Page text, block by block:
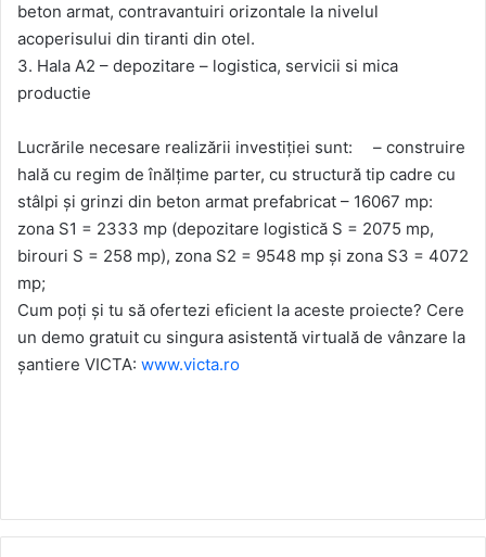
beton armat, contravantuiri orizontale la nivelul
acoperisului din tiranti din otel.
3. Hala A2 – depozitare – logistica, servicii si mica
productie
Lucrările necesare realizării investiţiei sunt: – construire
hală cu regim de înălţime parter, cu structură tip cadre cu
stâlpi şi grinzi din beton armat prefabricat – 16067 mp:
zona S1 = 2333 mp (depozitare logistică S = 2075 mp,
birouri S = 258 mp), zona S2 = 9548 mp şi zona S3 = 4072
mp;
Cum poți și tu să ofertezi eficient la aceste proiecte? Cere
un demo gratuit cu singura asistentă virtuală de vânzare la
șantiere VICTA: www.victa.ro